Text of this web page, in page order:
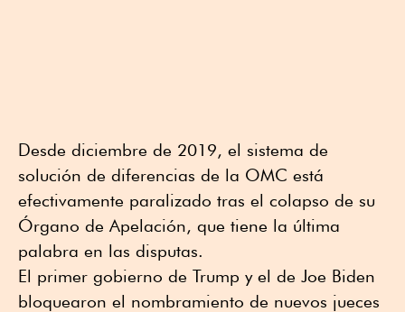
Desde diciembre de 2019, el sistema de
solución de diferencias de la OMC está
efectivamente paralizado tras el colapso de su
Órgano de Apelación, que tiene la última
palabra en las disputas.
El primer gobierno de Trump y el de Joe Biden
bloquearon el nombramiento de nuevos jueces